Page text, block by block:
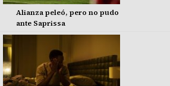
Alianza peleó, pero no pudo
ante Saprissa